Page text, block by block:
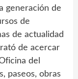
generación de
de
de actualidad
de acercar
del
paseos, obras